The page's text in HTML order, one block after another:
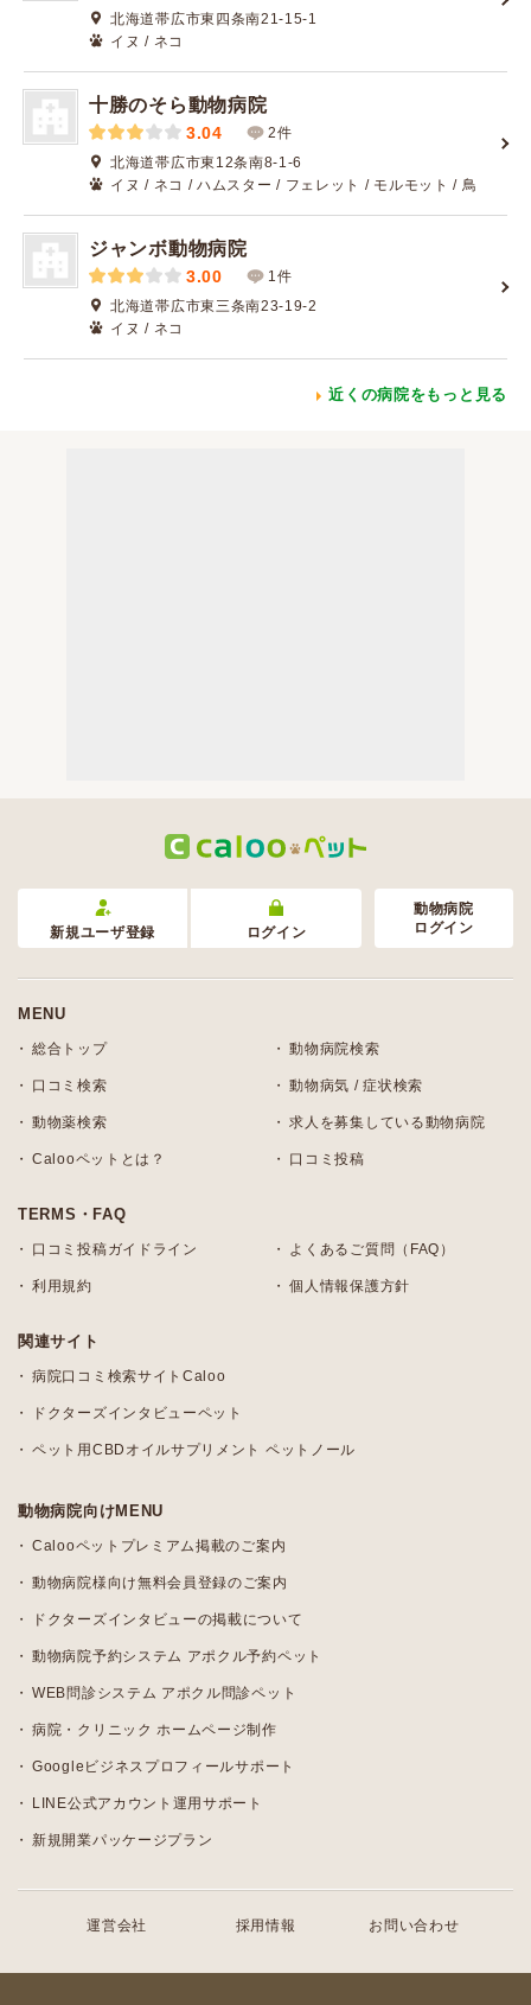
北海道帯広市東四条南21-15-1
イヌ / ネコ
十勝のそら動物病院
3.04
2件
北海道帯広市東12条南8-1-6
イヌ / ネコ / ハムスター / フェレット / モルモット / 鳥
ジャンボ動物病院
3.00
1件
北海道帯広市東三条南23-19-2
イヌ / ネコ
近くの病院をもっと見る
新規ユーザ登録 ログイン
動物病院
ログイン
MENU
総合トップ 動物病院検索
口コミ検索 動物病気 / 症状検索
動物薬検索 求人を募集している動物病院
Calooペットとは？ 口コミ投稿
TERMS・FAQ
口コミ投稿ガイドライン よくあるご質問（FAQ）
利用規約 個人情報保護方針
関連サイト
病院口コミ検索サイトCaloo
ドクターズインタビューペット
ペット用CBDオイルサプリメント ペットノール
動物病院向けMENU
Calooペットプレミアム掲載のご案内
動物病院様向け無料会員登録のご案内
ドクターズインタビューの掲載について
動物病院予約システム アポクル予約ペット
WEB問診システム アポクル問診ペット
病院・クリニック ホームページ制作
Googleビジネスプロフィールサポート
LINE公式アカウント運用サポート
新規開業パッケージプラン
運営会社 採用情報 お問い合わせ